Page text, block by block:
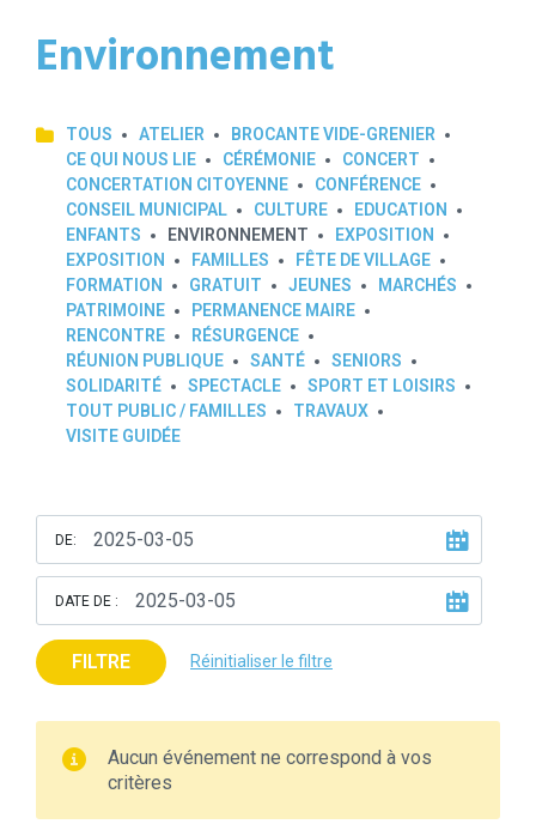
Environnement
TOUS ATELIER
BROCANTE VIDE-GRENIER
CE QUI NOUS LIE
CÉRÉMONIE
CONCERT
CONCERTATION CITOYENNE
CONFÉRENCE
CONSEIL MUNICIPAL
CULTURE
EDUCATION
ENFANTS
ENVIRONNEMENT
EXPOSITION
EXPOSITION
FAMILLES
FÊTE DE VILLAGE
FORMATION
GRATUIT JEUNES
MARCHÉS
PATRIMOINE
PERMANENCE MAIRE
RENCONTRE
RÉSURGENCE
RÉUNION PUBLIQUE
SANTÉ
SENIORS
SOLIDARITÉ
SPECTACLE
SPORT ET LOISIRS
TOUT PUBLIC / FAMILLES
TRAVAUX
VISITE GUIDÉE
DE:
DATE DE :
FILTRE Réinitialiser le filtre
Aucun événement ne correspond à vos
critères